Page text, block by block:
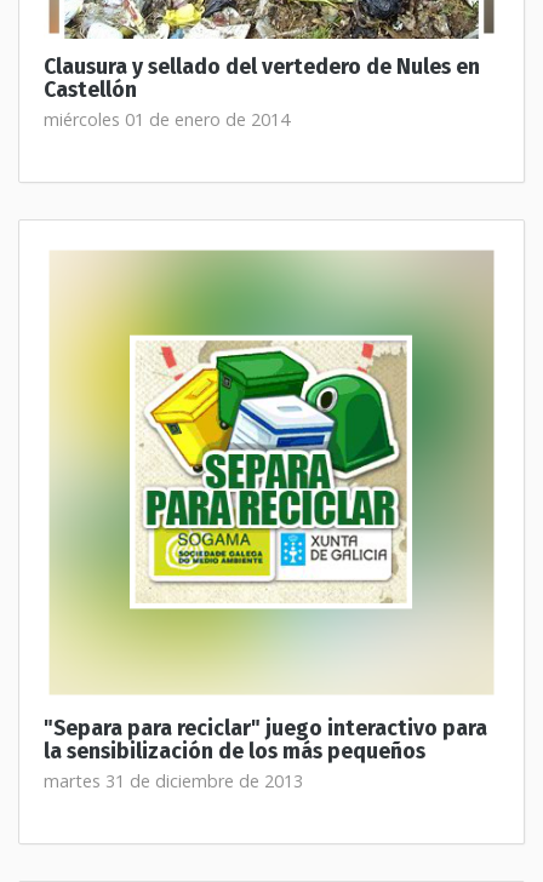
Clausura y sellado del vertedero de Nules en
Castellón
miércoles 01 de enero de 2014
"Separa para reciclar" juego interactivo para
la sensibilización de los más pequeños
martes 31 de diciembre de 2013